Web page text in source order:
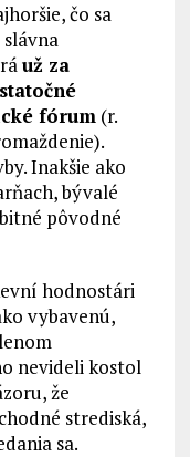
čo sa
už za
fórum(r.
Inakšie ako
bývalé
pôvodné
hodnostári
vybavenú,
nevideli kostol
že
strediská,
sa.